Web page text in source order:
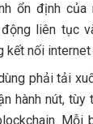
ổn định của
liên tục
nối internet
phải tải
hành nút, tùy
Mỗi